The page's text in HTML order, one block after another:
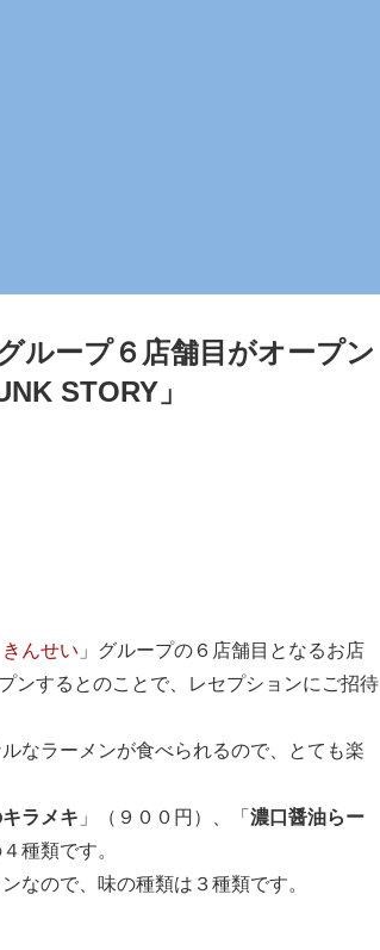
ループ６店舗目がオープン
STORY」
んせい 」グループの６店舗目となるお店
ンするとのことで、レセプションにご招待
なラーメンが食べられるので、とても楽
ラメキ 」（９００円）、「 濃口醤油らー
種類です。
なので、味の種類は３種類です。